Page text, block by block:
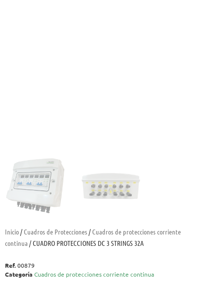
Inicio/Cuadros de Protecciones/Cuadros de protecciones corriente
continua / CUADRO PROTECCIONES DC 3 STRINGS 32A
Ref.00879
Categoría Cuadros de protecciones corriente continua